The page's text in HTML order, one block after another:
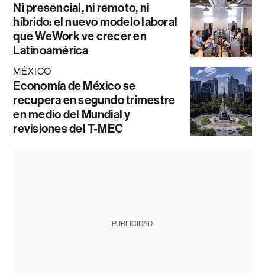
Ni presencial, ni remoto, ni
híbrido: el nuevo modelo laboral
que WeWork ve crecer en
Latinoamérica
MÉXICO
Economía de México se
recupera en segundo trimestre
en medio del Mundial y
revisiones del T-MEC
PUBLICIDAD